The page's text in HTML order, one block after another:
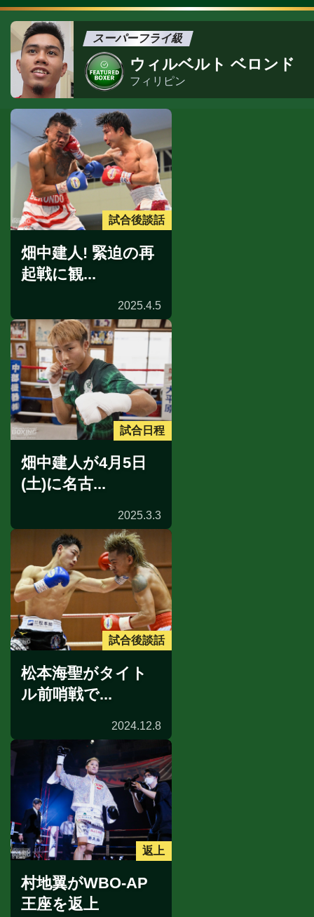
スーパーフライ級
ウィルベルト ベロンド
フィリピン
試合後談話
畑中建人! 緊迫の再
起戦に観...
2025.4.5
試合日程
畑中建人が4月5日
(土)に名古...
2025.3.3
試合後談話
松本海聖がタイト
ル前哨戦で...
2024.12.8
返上
村地翼がWBO-AP
王座を返上